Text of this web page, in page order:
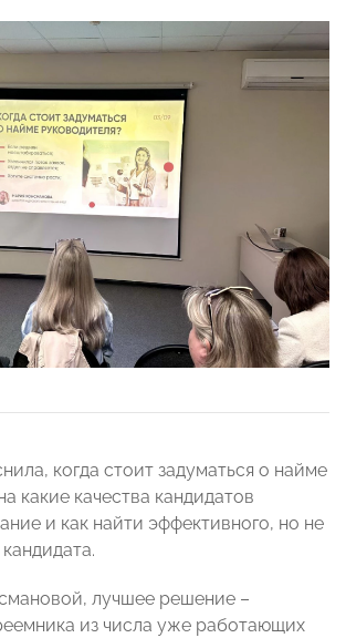
когда стоит задуматься о найме
какие качества кандидатов
и как найти эффективного, но не
лучшее решение –
из числа уже работающих